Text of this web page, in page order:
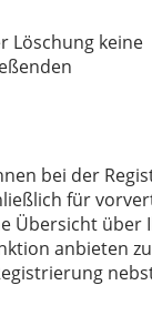
Löschung keine
bei der
für
Übersicht über
anbieten